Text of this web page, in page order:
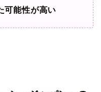
可能性が高い